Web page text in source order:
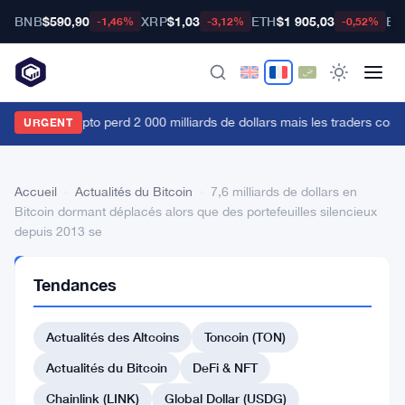
BNB$590,90 -1,46% XRP$1,03 -3,12% ETH$1 905,03 -0,52%
URGENT
marché crypto perd 2 000 milliards de dollars mais les traders
Accueil Actualités du Bitcoin
7,6 milliards de dollars en
Bitcoin dormant déplacés alors que des portefeuilles silencieux
depuis 2013 se
DU BITCOIN
milliards
dollars
Tendances
Actualités des Altcoins
Toncoin (TON)
Actualités du Bitcoin
DeFi & NFT
Chainlink (LINK)
Global Dollar (USDG)